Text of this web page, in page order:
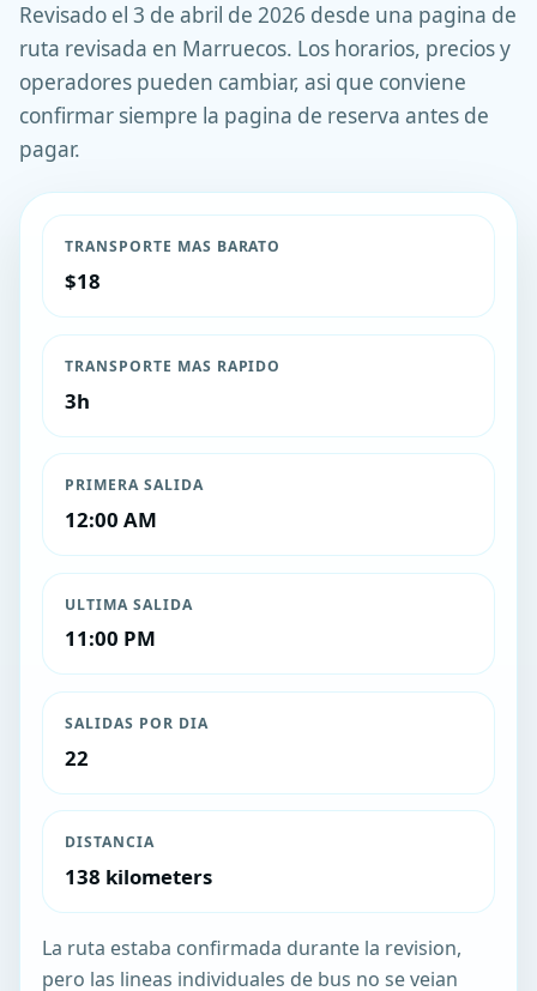
Revisado el 3 de abril de 2026 desde una pagina de
ruta revisada en Marruecos. Los horarios, precios y
operadores pueden cambiar, asi que conviene
confirmar siempre la pagina de reserva antes de
pagar.
TRANSPORTE MAS BARATO
$18
TRANSPORTE MAS RAPIDO
3h
PRIMERA SALIDA
12:00 AM
ULTIMA SALIDA
11:00 PM
SALIDAS POR DIA
22
DISTANCIA
138 kilometers
La ruta estaba confirmada durante la revision,
pero las lineas individuales de bus no se veian